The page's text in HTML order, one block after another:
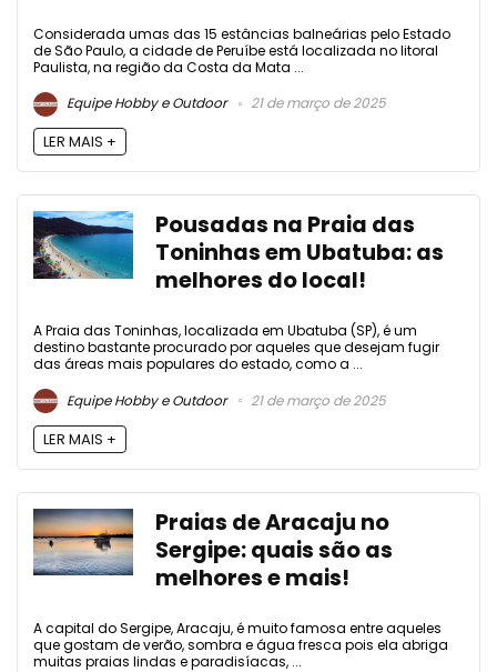
Considerada umas das 15 estâncias balneárias pelo Estado
de São Paulo, a cidade de Peruíbe está localizada no litoral
Paulista, na região da Costa da Mata ...
Equipe Hobby e Outdoor
21 de março de 2025
LER MAIS +
Pousadas na Praia das
Toninhas em Ubatuba: as
melhores do local!
A Praia das Toninhas, localizada em Ubatuba (SP), é um
destino bastante procurado por aqueles que desejam fugir
das áreas mais populares do estado, como a ...
Equipe Hobby e Outdoor
21 de março de 2025
LER MAIS +
Praias de Aracaju no
Sergipe: quais são as
melhores e mais!
A capital do Sergipe, Aracaju, é muito famosa entre aqueles
que gostam de verão, sombra e água fresca pois ela abriga
muitas praias lindas e paradisíacas, ...